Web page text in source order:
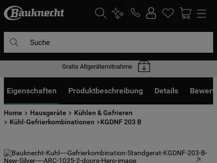
Gratis Altgerätemitnahme
Eigenschaften Produktbeschreibung Details
Home Hausgeräte
Kühlen & Gefrieren
Kühl-Gefrierkombinationen
KGDNF 203 B
DIE HÄUFIGSTEN SUCHANFRAGEN
2. geschirrspülern
3 . kühlgefrierkombination
5. trockner